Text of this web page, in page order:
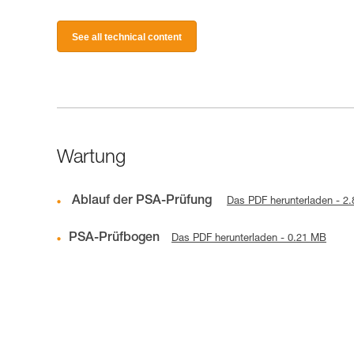
See all technical content
Wartung
Ablauf der PSA-Prüfung Das PDF herunterladen -
PSA-Prüfbogen Das PDF herunterladen - 0.21 MB